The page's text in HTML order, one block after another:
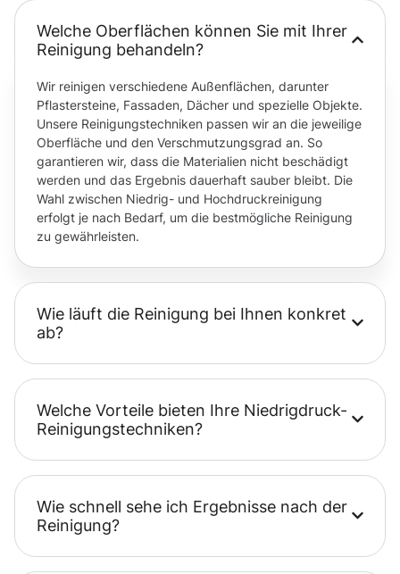
Welche Oberflächen können Sie mit Ihrer
Reinigung behandeln?
Wir reinigen verschiedene Außenflächen, darunter
Pflastersteine, Fassaden, Dächer und spezielle Objekte.
Unsere Reinigungstechniken passen wir an die jeweilige
Oberfläche und den Verschmutzungsgrad an. So
garantieren wir, dass die Materialien nicht beschädigt
werden und das Ergebnis dauerhaft sauber bleibt. Die
Wahl zwischen Niedrig- und Hochdruckreinigung
erfolgt je nach Bedarf, um die bestmögliche Reinigung
zu gewährleisten.
Wie läuft die Reinigung bei Ihnen konkret
ab?
Welche Vorteile bieten Ihre Niedrigdruck-
Reinigungstechniken?
Wie schnell sehe ich Ergebnisse nach der
Reinigung?